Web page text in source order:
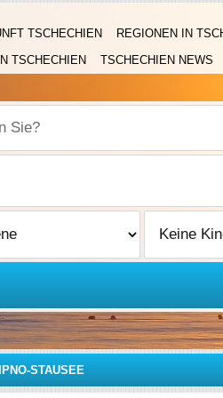
TSCHECHIEN REGIONEN IN
TSCHECHIEN
TSCHECHIEN NEWS
STAUSEE